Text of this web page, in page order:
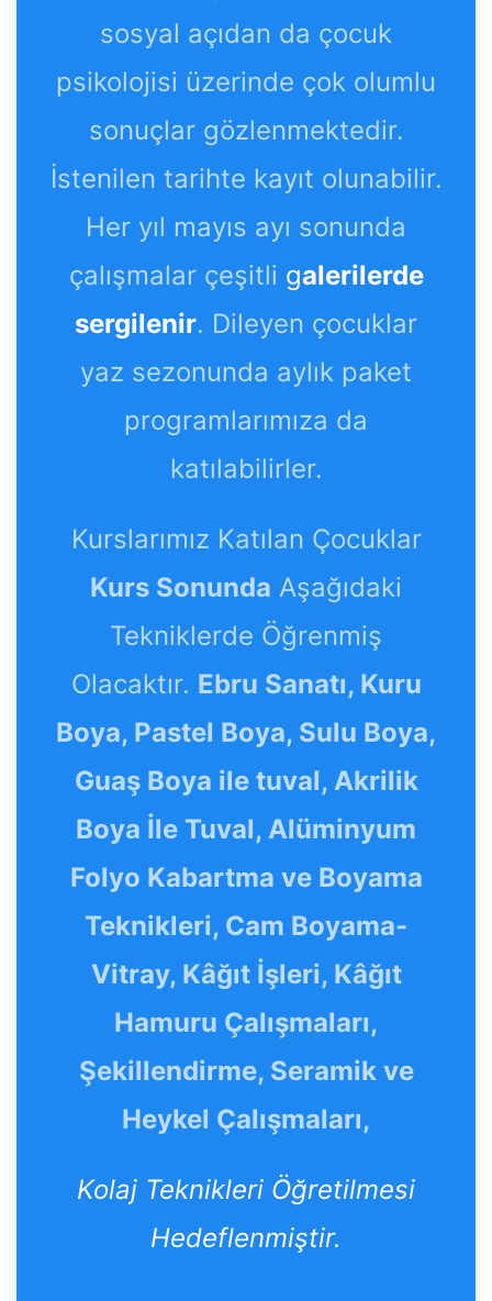
sosyal açıdan da çocuk
psikolojisi üzerinde çok olumlu
sonuçlar gözlenmektedir.
İstenilen tarihte kayıt olunabilir.
Her yıl mayıs ayı sonunda
çalışmalar çeşitli galerilerde
sergilenir. Dileyen çocuklar
yaz sezonunda aylık paket
programlarımıza da
katılabilirler.
Kurslarımız Katılan Çocuklar
Kurs Sonunda Aşağıdaki
Tekniklerde Öğrenmiş
Olacaktır. Ebru Sanatı, Kuru
Boya, Pastel Boya, Sulu Boya,
Guaş Boya ile tuval, Akrilik
Boya İle Tuval, Alüminyum
Folyo Kabartma ve Boyama
Teknikleri, Cam Boyama-
Vitray, Kâğıt İşleri, Kâğıt
Hamuru Çalışmaları,
Şekillendirme, Seramik ve
Heykel Çalışmaları,
Kolaj Teknikleri Öğretilmesi
Hedeflenmiştir.